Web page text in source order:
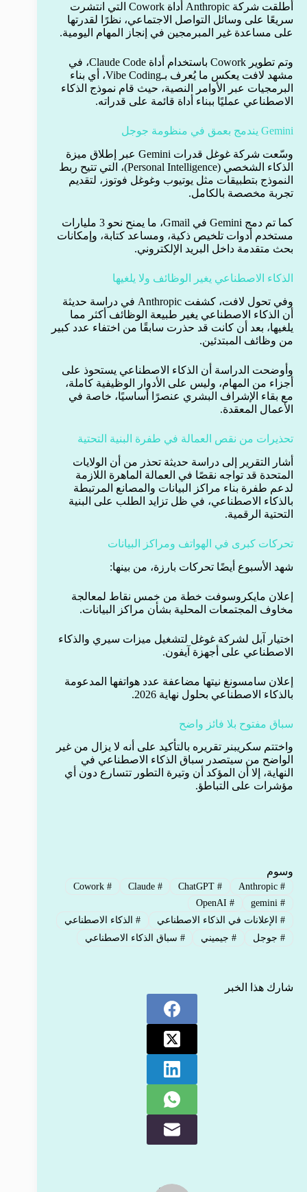
أطلقت شركة Anthropic أداة Cowork التي انتشرت
سريعًا على وسائل التواصل الاجتماعي، نظرًا لقدرتها
على مساعدة غير المبرمجين في إنجاز المهام اليومية.
وتم تطوير Cowork باستخدام أداة Claude Code، في
مشهد لافت يعكس ما يُعرف بـVibe Coding، أي بناء
البرمجيات عبر الأوامر النصية، حيث قام نموذج الذكاء
الاصطناعي عمليًا ببناء أداة قائمة على قدراته.
Gemini يندمج بعمق في منظومة جوجل
وسّعت شركة غوغل قدرات Gemini عبر إطلاق ميزة
الذكاء الشخصي (Personal Intelligence)، التي تتيح ربط
النموذج بتطبيقات مثل يوتيوب وغوغل فوتوز، لتقديم
تجربة مخصصة بالكامل.
كما تم دمج Gemini في Gmail، ما يمنح نحو 3 مليارات
مستخدم أدوات تلخيص ذكية، ومساعد كتابة، وإمكانات
بحث متقدمة داخل البريد الإلكتروني.
الذكاء الاصطناعي يغير الوظائف ولا يلغيها
وفي تحول لافت، كشفت Anthropic في دراسة حديثة
أن الذكاء الاصطناعي يغير طبيعة الوظائف أكثر مما
يلغيها، بعد أن كانت قد حذرت سابقًا من اختفاء عدد كبير
من وظائف المبتدئين.
وأوضحت الدراسة أن الذكاء الاصطناعي يستحوذ على
أجزاء من المهام، وليس على الأدوار الوظيفية كاملة،
مع بقاء الإشراف البشري عنصرًا أساسيًا، خاصة في
الأعمال المعقدة.
تحذيرات من نقص العمالة في طفرة البنية التحتية
أشار التقرير إلى دراسة حديثة تحذر من أن الولايات
المتحدة قد تواجه نقصًا في العمالة الماهرة اللازمة
لدعم طفرة بناء مراكز البيانات والمصانع المرتبطة
بالذكاء الاصطناعي، في ظل تزايد الطلب على البنية
التحتية الرقمية.
تحركات كبرى في الهواتف ومراكز البيانات
شهد الأسبوع أيضًا تحركات بارزة، من بينها:
إعلان مايكروسوفت خطة من خمس نقاط لمعالجة
مخاوف المجتمعات المحلية بشأن مراكز البيانات.
اختيار آبل لشركة غوغل لتشغيل ميزات سيري والذكاء
الاصطناعي على أجهزة آيفون.
إعلان سامسونغ نيتها مضاعفة عدد هواتفها المدعومة
بالذكاء الاصطناعي بحلول نهاية 2026.
سباق مفتوح بلا فائز واضح
واختتم سكريبنر تقريره بالتأكيد على أنه لا يزال من غير
الواضح من سيتصدر سباق الذكاء الاصطناعي في
النهاية، إلا أن المؤكد أن وتيرة التطور تتسارع دون أي
مؤشرات على التباطؤ.
وسوم
#
Anthropic
#
ChatGPT
#
Claude
#
Cowork
#
gemini
#
OpenAI
#الإعلانات في الذكاء الاصطناعي #الذكاء الاصطناعي
#جوجل #جيميني # سباق الذكاء الاصطناعي
شارك هذا الخبر